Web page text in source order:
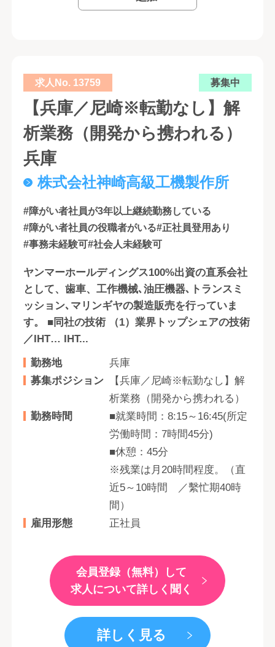
求人No. 13759 募集中
【兵庫／尼崎※転勤なし】解
析業務（開発から携われる）
兵庫
株式会社神崎高級工機製作所
#障がい者社員が3年以上継続勤務している
#障がい者社員の役職者がいる#正社員登用あり
#事務未経験可#社会人未経験可
ヤンマーホールディングス100%出資の直系会社
として、歯車、工作機械､油圧機器､トランスミ
ッション､マリンギヤの製造販売を行っていま
す。 ■同社の技術 （1）業界トップシェアの技術
／IHT… IHT...
勤務地
兵庫
募集ポジション
【兵庫／尼崎※転勤なし】解
析業務（開発から携われる）
勤務時間
■就業時間：8:15～16:45(所定
労働時間：7時間45分)
■休憩：45分
※残業は月20時間程度。（直
近5～10時間 ／繫忙期40時
間）
雇用形態
正社員
会員登録（無料）して
求人について詳しく聞く
詳しく見る